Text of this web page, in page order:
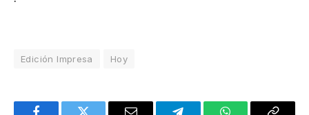
Edición Impresa Hoy